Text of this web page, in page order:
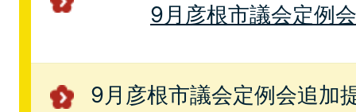
9月彦根市議会定例
9月彦根市議会定例会追加